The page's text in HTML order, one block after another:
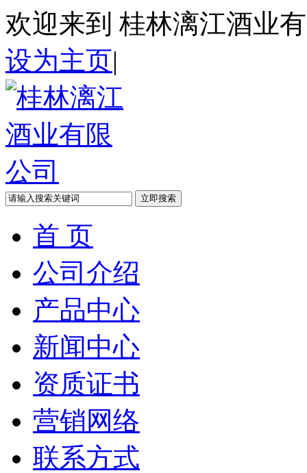
欢迎来到 桂林漓江酒业
设为主页|
首 页
公司介绍
产品中心
新闻中心
资质证书
营销网络
联系方式